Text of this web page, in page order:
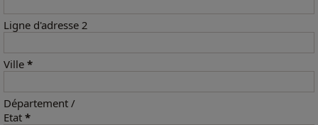
Ligne d'adresse 2
Ville *
Département /
Etat *